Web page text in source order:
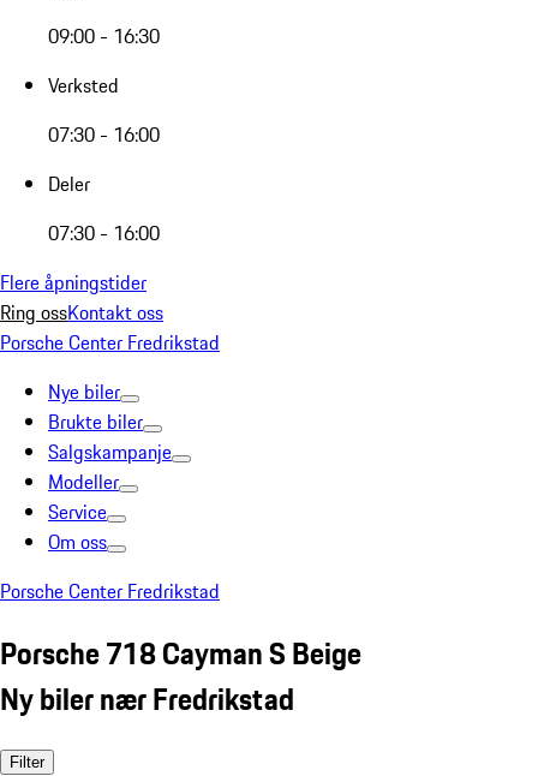
09:00 - 16:30
Verksted
07:30 - 16:00
Deler
07:30 - 16:00
Flere åpningstider
Ring ossKontakt oss
Porsche Center Fredrikstad
Nye biler
Brukte biler
Salgskampanje
Modeller
Service
Om oss
Porsche Center Fredrikstad
Porsche 718 Cayman S Beige
Ny biler nær Fredrikstad
Filter